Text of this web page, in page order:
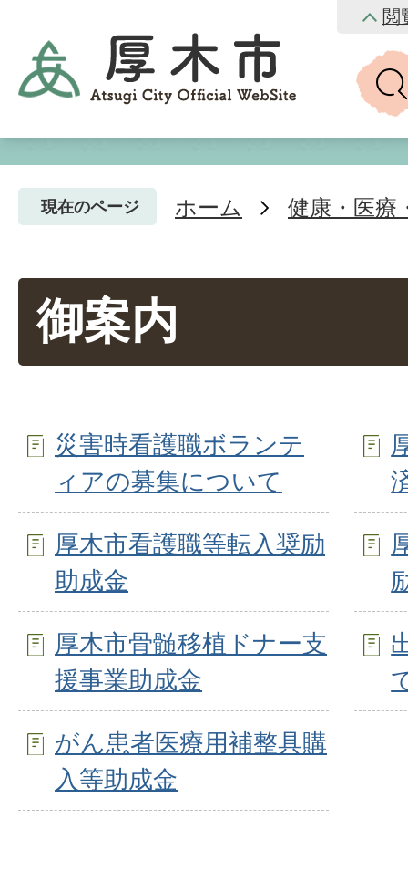
閲
現在のページ ホーム 健康・医療
御案内
災害時看護職ボランテ
ィアの募集について
厚木市看護職等転入奨励
助成金
厚木市骨髄移植ドナー支
援事業助成金
がん患者医療用補整具購
入等助成金